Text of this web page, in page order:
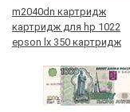
m2040dn картридж
картридж для hp 1022
epson lx 350 картридж